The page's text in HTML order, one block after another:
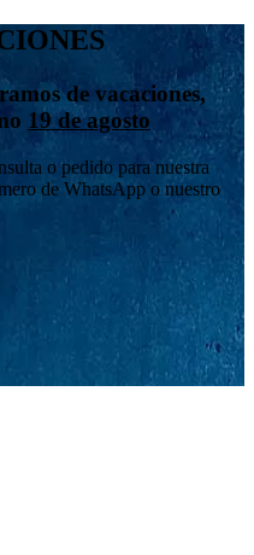
de vacaciones,
19 de agosto
o pedido para nuestra
de WhatsApp o nuestro